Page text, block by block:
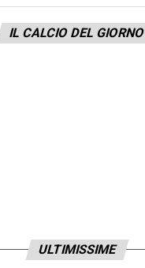
IL CALCIO DEL GIORNO
ULTIMISSIME